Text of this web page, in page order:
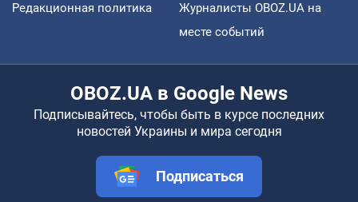
Редакционная политика
Журналисты OBOZ.UA на
месте событий
OBOZ.UA в Google News
Подписывайтесь, чтобы быть в курсе последних
новостей Украины и мира сегодня
Подписаться